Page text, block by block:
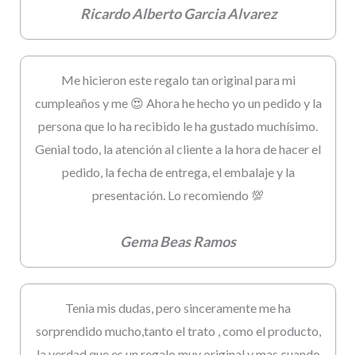
Ricardo Alberto Garcia Alvarez
Me hicieron este regalo tan original para mi
cumpleaños y me 😍 Ahora he hecho yo un pedido y la
persona que lo ha recibido le ha gustado muchísimo.
Genial todo, la atención al cliente a la hora de hacer el
pedido, la fecha de entrega, el embalaje y la
presentación. Lo recomiendo 💯
Gema Beas Ramos
Tenia mis dudas, pero sinceramente me ha
sorprendido mucho,tanto el trato , como el producto,